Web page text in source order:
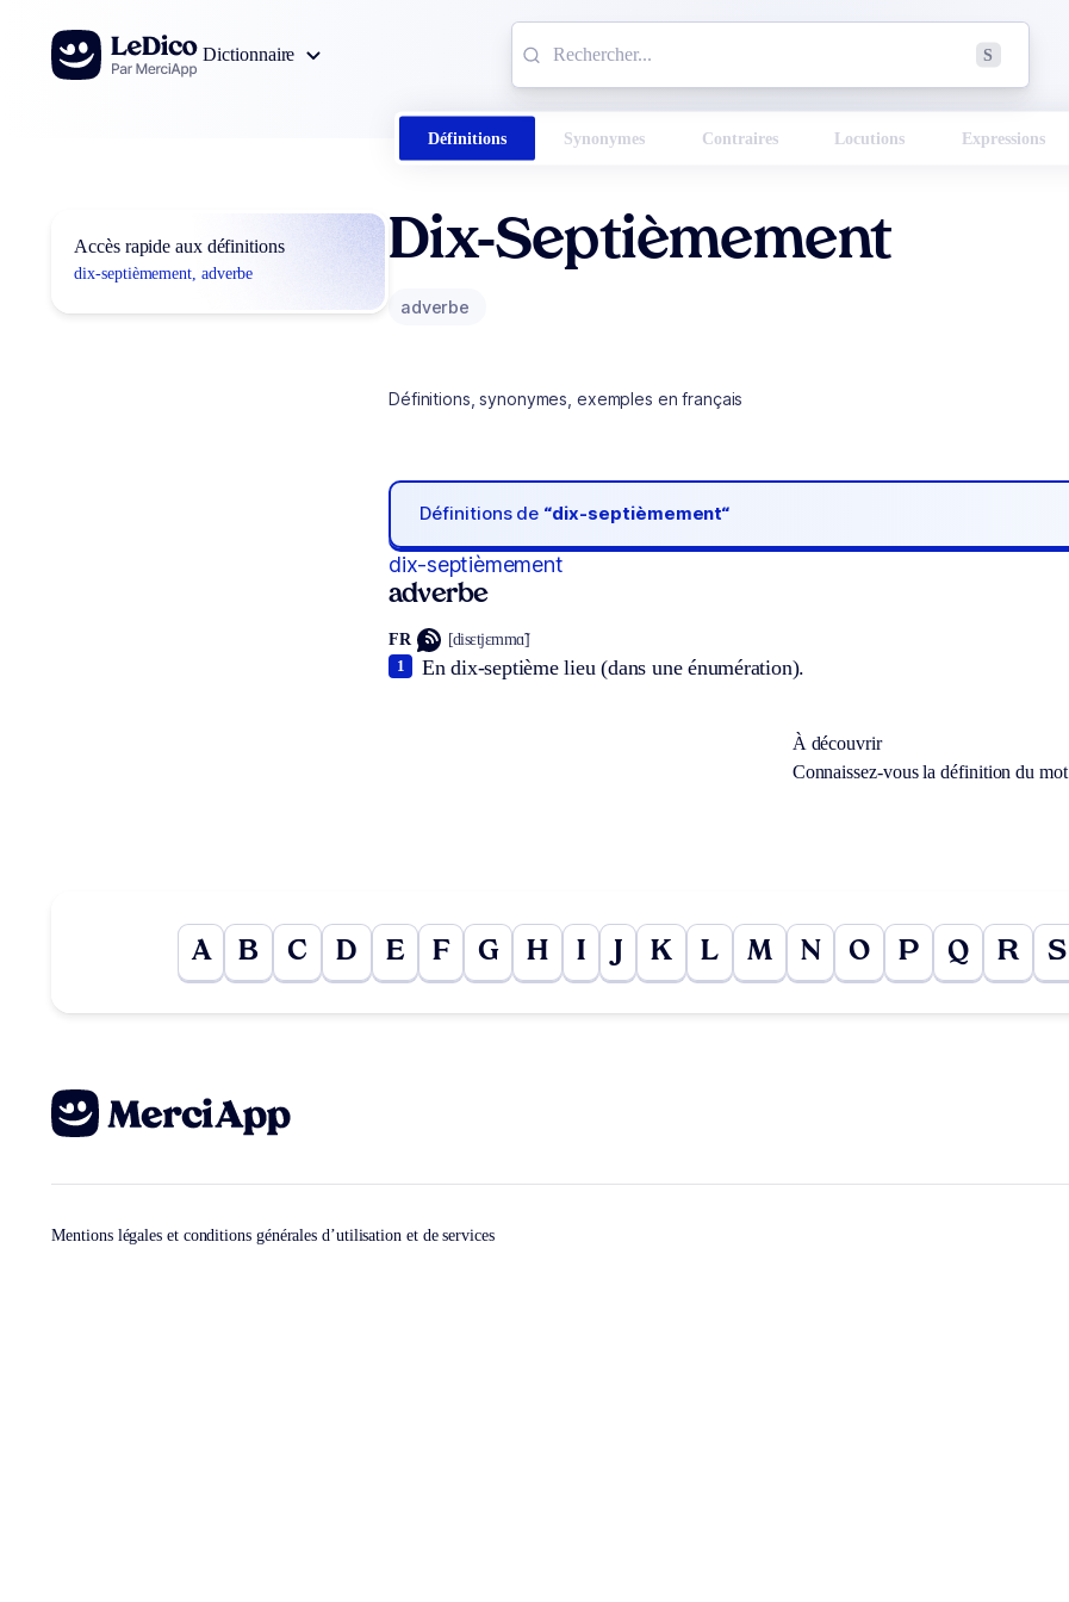
Aller au contenu
Dictionnaire
S
Définitions Synonymes Contraires Locutions Expressions
Accès rapide aux définitions
dix-septièmement, adverbe
Dix-Septièmement
adverbe
Définitions, synonymes, exemples en français
Définitions de “dix-septièmement“
dix-septièmement
adverbe
FR [disɛtjɛmmɑ̃]
En dix-septième lieu (dans une énumération).
1
À découvrir
Connaissez-vous la définition du mot
A B C D E F G H I K L M N O P Q R S
Mentions légales et conditions générales d’utilisation et de services